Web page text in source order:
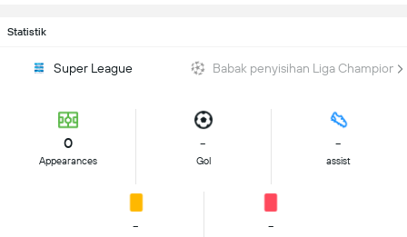
Statistik
Super League Babak penyisihan Liga Champions
0
Appearances
-
Gol
-
assist
- -